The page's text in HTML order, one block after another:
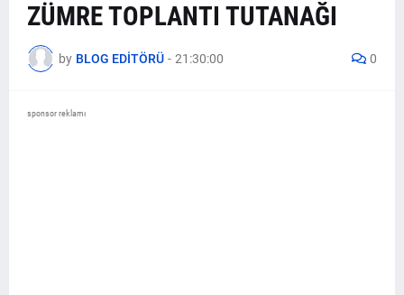
ZÜMRE TOPLANTI TUTANAĞI
by BLOG EDİTÖRÜ - 21:30:00 0
sponsor reklamı